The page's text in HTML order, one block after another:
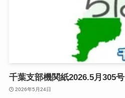
千葉支部機関紙2026.5月305号
2026年5月24日